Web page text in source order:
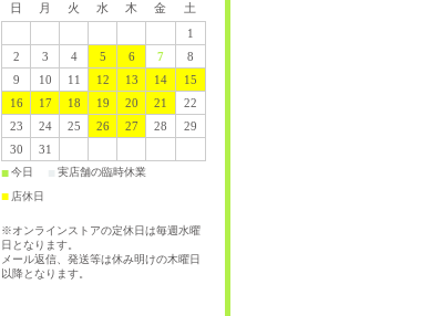
日 月 火 水 木 金
土
1
2
3 4 5 6 7
8
9
10 11 12 13 14
15
16
17 18 19 20 21
22
23
24 25 26 27 28
29
30
31
■今日 実店舗の臨時休業
■ 店休日
※オンラインストアの定休日は毎週水曜
日となります。
メール返信、発送等は休み明けの木曜日
以降となります。